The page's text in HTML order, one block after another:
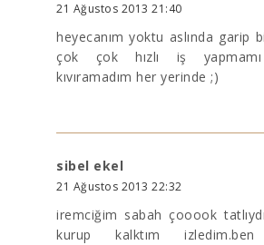
21 Ağustos 2013 21:40
heyecanım yoktu aslında garip
çok çok hızlı iş
kıvıramadım her yerinde ;)
sibel ekel
21 Ağustos 2013 22:32
iremciğim sabah çooook
kurup kalktım